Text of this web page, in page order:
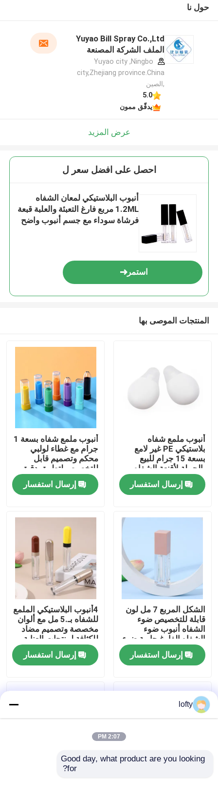
أشرطة فيديو
معلومات عنا
جولة في المعمل
رقابة جودة
اتصل بنا
حالات
حول نا
Yuyao Bill Spray Co.,Ltd
الملف الشركة المصنعة
Yuyao city ,Ningbo
city,Zhejiang province.China
,الصين
5.0
يدقّق ممون
عرض المزيد
احصل على افضل سعر ل
أنبوب البلاستيكي لمعان الشفاه
1.2ML مربع فارغ التعبئة والعلبة قبعة
فرشاة سوداء مع جسم أنبوب واضح
استمر
المنتجات الموصى بها
أنبوب ملمع شفاه
بلاستيكي PE غير لامع
بسعة 15 جرام للبيع
بالجملة لأقنعة الشفاه
وتعبئة مستحضرات
التجميلإرسال استفسار
أنبوب ملمع شفاه بسعة 1
جرام مع غطاء لولبي
محكم وتصميم قابل
للتخصيص لتطبيق دقيق
إرسال استفسار
الشكل المربع 7 مل لون
قابلة للتخصيص ضوء
الشفاه أنبوب ضوء
الشفاه الفارغ حاوية ضوء
الشفاه للشعر السائل
إرسال استفسار
4أنبوب البلاستيكي الملمع
للشفاه بـ.5 مل مع ألوان
مخصصة وتصميم مضاد
للكثافة لمنتجات العناية
بالشفاه
إرسال استفسار
lofty
2:07 PM
Good day, what product are you looking
for?